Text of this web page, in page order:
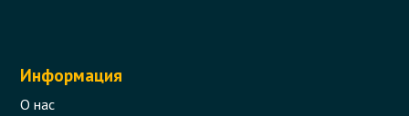
Информация
О нас